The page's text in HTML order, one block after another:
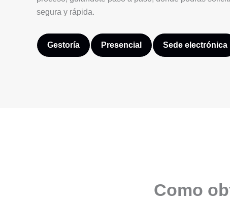
segura y rápida.
Gestoría Presencial Sede electrónica
Como